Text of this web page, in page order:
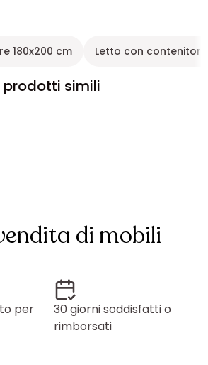
180x200 cm Letto con contenitore
simili
di mobili
per
30 giorni soddisfatti o
rimborsati